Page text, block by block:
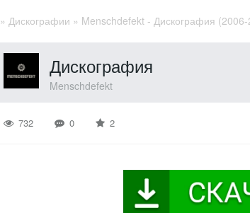
» Дискографии » Menschdefekt - Дискография
Дискография
Menschdefekt
732 0 2